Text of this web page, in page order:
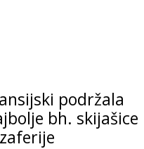
podržala
bh. skijašice